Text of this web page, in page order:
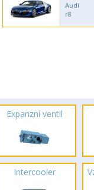
Audi
r8
Expanzní ventil
Intercooler